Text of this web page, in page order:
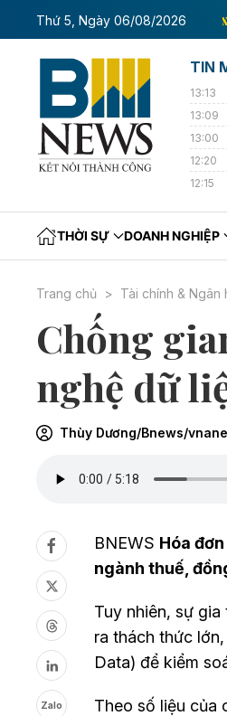
Thứ 5, Ngày 06/08/2026
Trang thông tin kinh tế của
TIN
13:13
13:09
13:00
12:20
12:15
THỜI SỰ DOANH NGHIỆP
Trang chủ Tài chính & Ngân
Chống
nghệ dữ
Thùy Dương/Bnews/
Zalo
BNEWS Hóa
ngành thuế,
Tuy nhiên, sự
ra thách thức
Data) để kiểm
Theo số liệu của